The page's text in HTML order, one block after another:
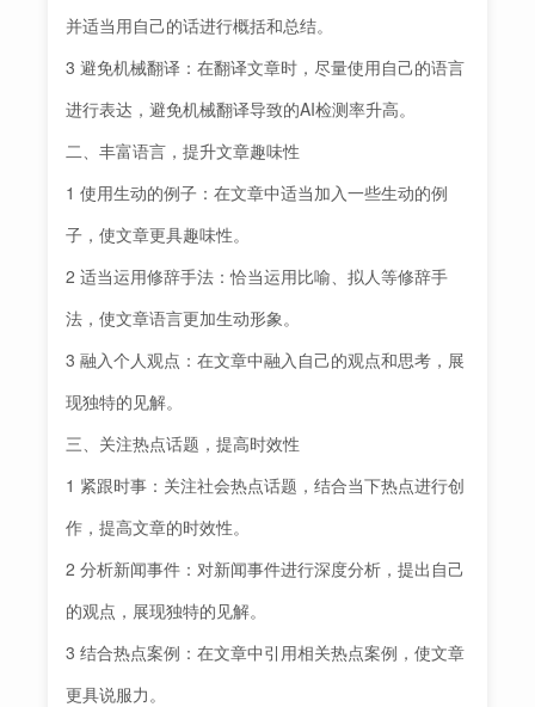
并适当用自己的话进行概括和总结。
3 避免机械翻译：在翻译文章时，尽量使用自己的语言
进行表达，避免机械翻译导致的AI检测率升高。
二、丰富语言，提升文章趣味性
1 使用生动的例子：在文章中适当加入一些生动的例
子，使文章更具趣味性。
2 适当运用修辞手法：恰当运用比喻、拟人等修辞手
法，使文章语言更加生动形象。
3 融入个人观点：在文章中融入自己的观点和思考，展
现独特的见解。
三、关注热点话题，提高时效性
1 紧跟时事：关注社会热点话题，结合当下热点进行创
作，提高文章的时效性。
2 分析新闻事件：对新闻事件进行深度分析，提出自己
的观点，展现独特的见解。
3 结合热点案例：在文章中引用相关热点案例，使文章
更具说服力。